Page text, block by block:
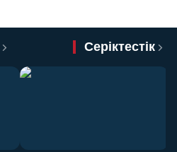
Серіктестік